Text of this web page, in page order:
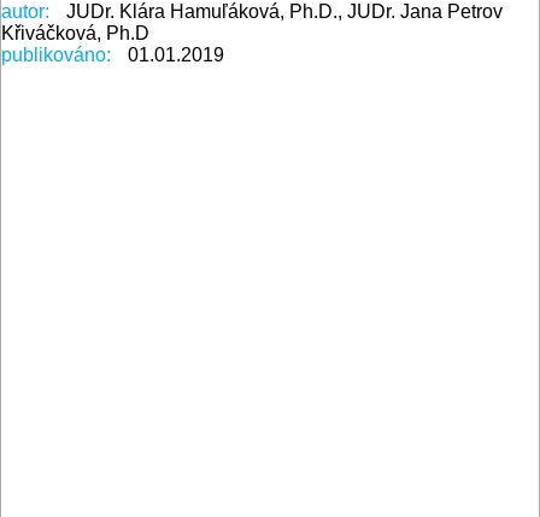
autor:
JUDr. Klára Hamuľáková, Ph.D., JUDr. Jana Petrov
Křiváčková, Ph.D
publikováno:
01.01.2019